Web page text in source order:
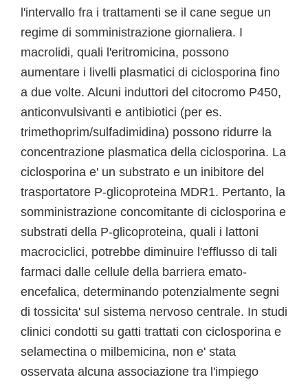
l'intervallo fra i trattamenti se il cane segue un
regime di somministrazione giornaliera. I
macrolidi, quali l'eritromicina, possono
aumentare i livelli plasmatici di ciclosporina fino
a due volte. Alcuni induttori del citocromo P450,
anticonvulsivanti e antibiotici (per es.
trimethoprim/sulfadimidina) possono ridurre la
concentrazione plasmatica della ciclosporina. La
ciclosporina e' un substrato e un inibitore del
trasportatore P-glicoproteina MDR1. Pertanto, la
somministrazione concomitante di ciclosporina e
substrati della P-glicoproteina, quali i lattoni
macrociclici, potrebbe diminuire l'efflusso di tali
farmaci dalle cellule della barriera emato-
encefalica, determinando potenzialmente segni
di tossicita' sul sistema nervoso centrale. In studi
clinici condotti su gatti trattati con ciclosporina e
selamectina o milbemicina, non e' stata
osservata alcuna associazione tra l'impiego